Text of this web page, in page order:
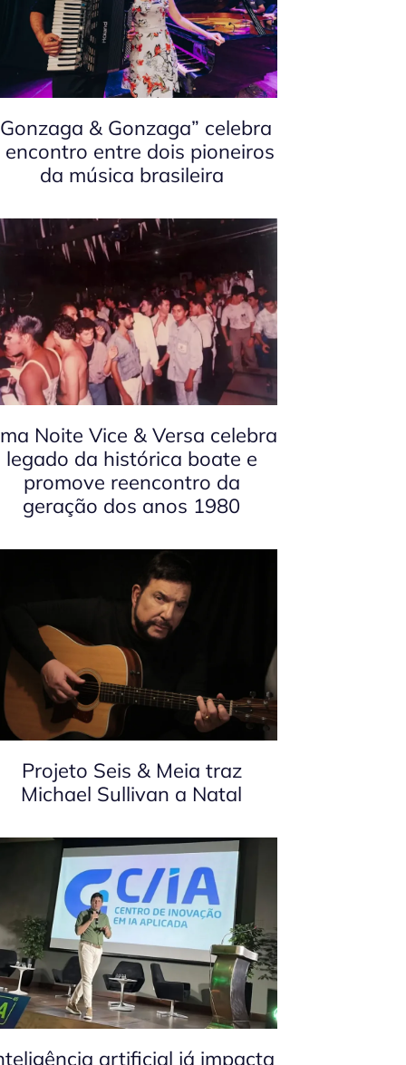
& Gonzaga” celebra
encontro entre dois pioneiros
da música brasileira
Noite Vice & Versa celebra
legado da histórica boate e
promove reencontro da
geração dos anos 1980
Projeto Seis & Meia traz
Michael Sullivan a Natal
artificial já impacta